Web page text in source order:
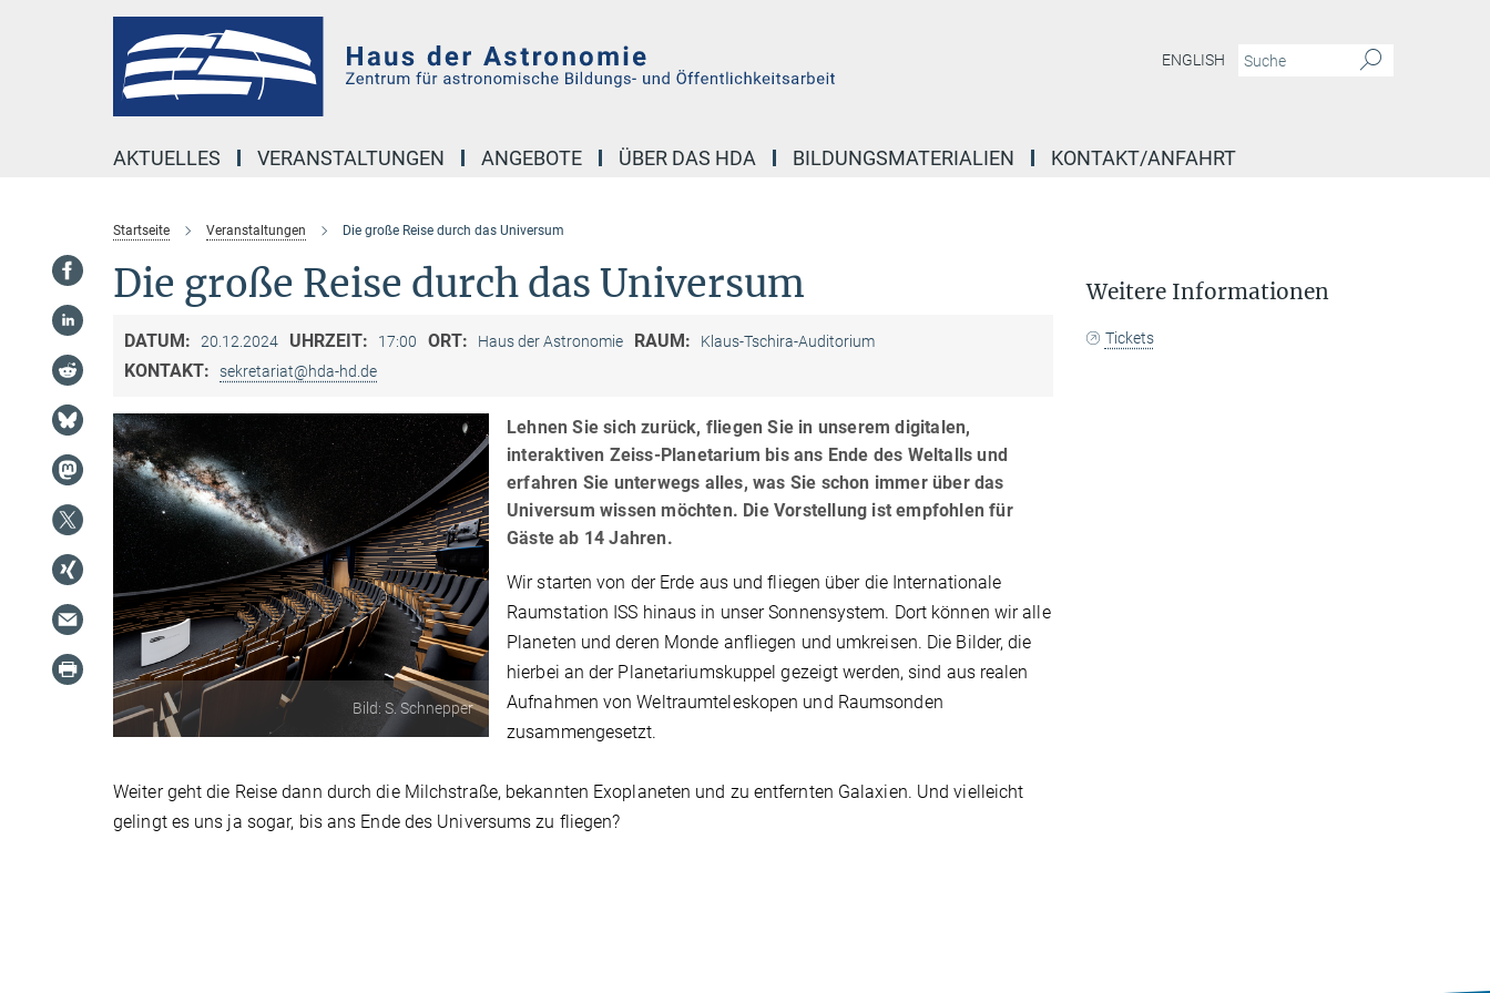
ENGLISH
AKTUELLES VERANSTALTUNGEN ANGEBOTE ÜBER DAS HDA BILDUNGSMATERIALIEN KONTAKT/ANFAHRT
Startseite Veranstaltungen Die große Reise durch das Universum
Die große Reise durch das Universum
DATUM: 20.12.2024 UHRZEIT: 17:00 ORT: Haus der Astronomie RAUM: Klaus-Tschira-Auditorium
KONTAKT: sekretariat@hda-hd.de
Bild: S. Schnepper
Lehnen Sie sich zurück, fliegen Sie in unserem digitalen,
interaktiven Zeiss-Planetarium bis ans Ende des Weltalls und
erfahren Sie unterwegs alles, was Sie schon immer über das
Universum wissen möchten. Die Vorstellung ist empfohlen für
Gäste ab 14 Jahren.
Wir starten von der Erde aus und fliegen über die Internationale
Raumstation ISS hinaus in unser Sonnensystem. Dort können wir alle
Planeten und deren Monde anfliegen und umkreisen. Die Bilder, die
hierbei an der Planetariumskuppel gezeigt werden, sind aus realen
Aufnahmen von Weltraumteleskopen und Raumsonden
zusammengesetzt.
Weiter geht die Reise dann durch die Milchstraße, bekannten Exoplaneten und zu entfernten Galaxien. Und vielleicht
gelingt es uns ja sogar, bis ans Ende des Universums zu fliegen?
Weitere Informationen
Tickets